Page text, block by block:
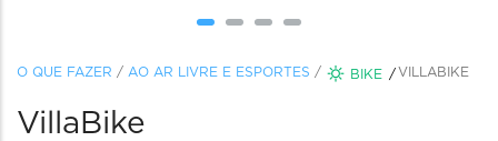
O QUE FAZER / AO AR LIVRE E ESPORTES / BIKE VILLABIKE
VillaBike